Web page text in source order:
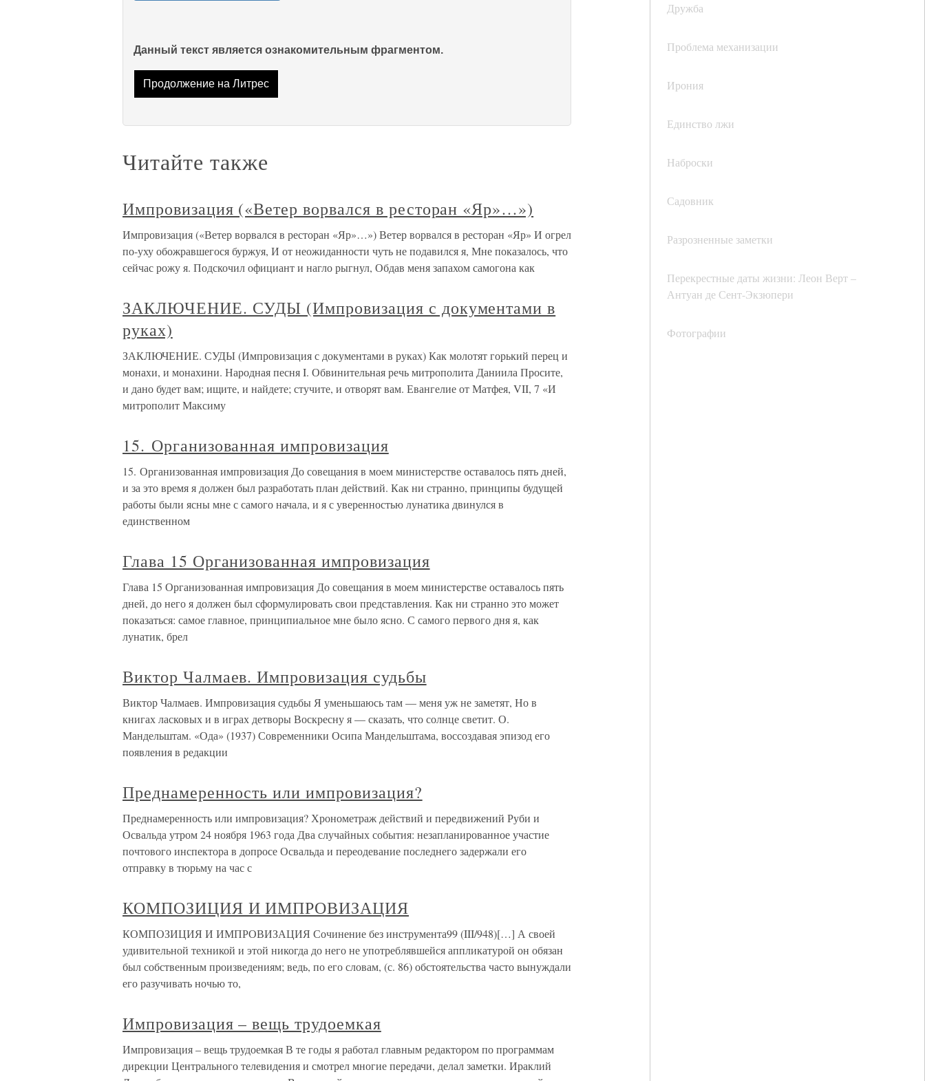
Дружба
Проблема механизации
Ирония
Единство лжи
Наброски
Садовник
Разрозненные заметки
Перекрестные даты жизни: Леон Верт –
Антуан де Сент-Экзюпери
Фотографии
Данный текст является ознакомительным фрагментом.
Продолжение на Литрес
Читайте также
Импровизация («Ветер ворвался в ресторан «Яр»…»)
Импровизация («Ветер ворвался в ресторан «Яр»…») Ветер ворвался в ресторан «Яр» И огрел
по-уху обожравшегося буржуя, И от неожиданности чуть не подавился я, Мне показалось, что
сейчас рожу я. Подскочил официант и нагло рыгнул, Обдав меня запахом самогона как
ЗАКЛЮЧЕНИЕ. СУДЫ (Импровизация с документами в
руках)
ЗАКЛЮЧЕНИЕ. СУДЫ (Импровизация с документами в руках) Как молотят горький перец и
монахи, и монахини. Народная песня I. Обвинительная речь митрополита Даниила Просите,
и дано будет вам; ищите, и найдете; стучите, и отворят вам. Евангелие от Матфея, VII, 7 «И
митрополит Максиму
15. Организованная импровизация
15. Организованная импровизация До совещания в моем министерстве оставалось пять дней,
и за это время я должен был разработать план действий. Как ни странно, принципы будущей
работы были ясны мне с самого начала, и я с уверенностью лунатика двинулся в
единственном
Глава 15 Организованная импровизация
Глава 15 Организованная импровизация До совещания в моем министерстве оставалось пять
дней, до него я должен был сформулировать свои представления. Как ни странно это может
показаться: самое главное, принципиальное мне было ясно. С самого первого дня я, как
лунатик, брел
Виктор Чалмаев. Импровизация судьбы
Виктор Чалмаев. Импровизация судьбы Я уменьшаюсь там — меня уж не заметят, Но в
книгах ласковых и в играх детворы Воскресну я — сказать, что солнце светит. О.
Мандельштам. «Ода» (1937) Современники Осипа Мандельштама, воссоздавая эпизод его
появления в редакции
Преднамеренность или импровизация?
Преднамеренность или импровизация? Хронометраж действий и передвижений Руби и
Освальда утром 24 ноября 1963 года Два случайных события: незапланированное участие
почтового инспектора в допросе Освальда и переодевание последнего задержали его
отправку в тюрьму на час с
КОМПОЗИЦИЯ И ИМПРОВИЗАЦИЯ
КОМПОЗИЦИЯ И ИМПРОВИЗАЦИЯ Сочинение без инструмента99 (III/948)[…] А своей
удивительной техникой и этой никогда до него не употреблявшейся аппликатурой он обязан
был собственным произведениям; ведь, по его словам, (с. 86) обстоятельства часто вынуждали
его разучивать ночью то,
Импровизация – вещь трудоемкая
Импровизация – вещь трудоемкая В те годы я работал главным редактором по программам
дирекции Центрального телевидения и смотрел многие передачи, делал заметки. Ираклий